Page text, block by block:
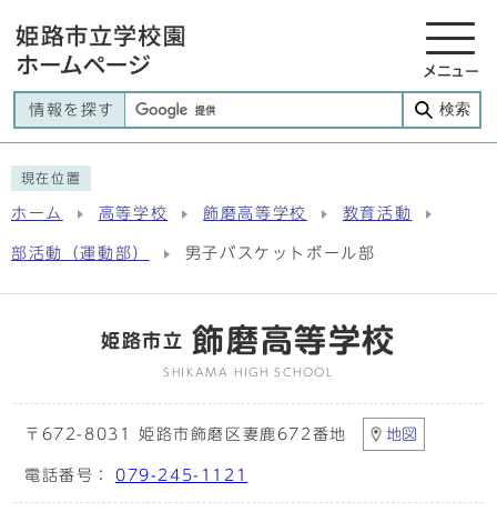
メニュー
情報を探す 検索
現在位置
ホーム 高等学校 飾磨高等学校 教育活動
部活動（運動部） 男子バスケットボール部
姫路市立 飾磨高等学校
SHIKAMA HIGH SCHOOL
〒672-8031 姫路市飾磨区妻鹿672番地 地図
電話番号： 079-245-1121